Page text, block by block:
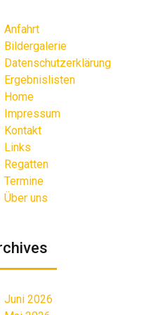
Anfahrt
Bildergalerie
Datenschutzerklärung
Ergebnislisten
Home
Impressum
Kontakt
Links
Regatten
Termine
Über uns
Juni 2026